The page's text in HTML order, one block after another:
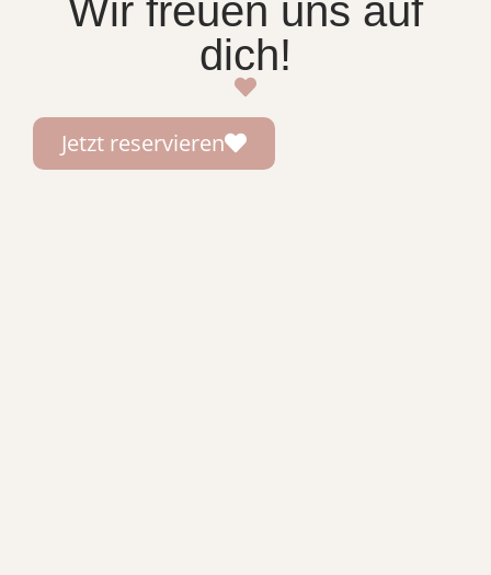
Wir freuen uns auf
dich!
Jetzt reservieren